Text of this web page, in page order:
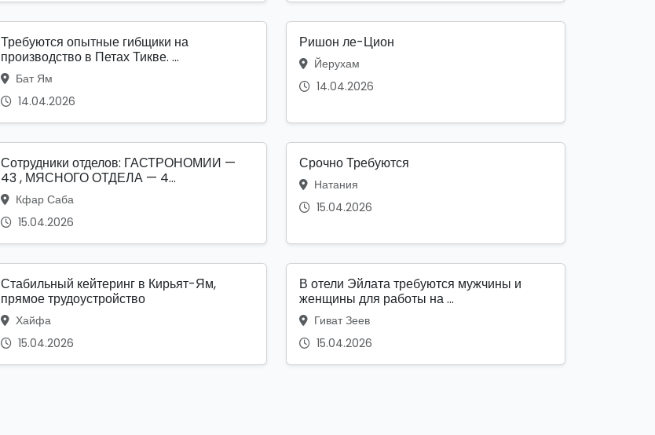
Требуются опытные гибщики на
производство в Петах Тикве. ...
Бат Ям
14.04.2026
Ришон ле-Цион
Йерухам
14.04.2026
Сотрудники отделов: ГАСТРОНОМИИ —
43 , МЯСНОГО ОТДЕЛА — 4...
Кфар Саба
15.04.2026
Срочно Требуются
Натания
15.04.2026
Стабильный кейтеринг в Кирьят-Ям,
прямое трудоустройство
Хайфа
15.04.2026
В отели Эйлата требуются мужчины и
женщины для работы на ...
Гиват Зеев
15.04.2026